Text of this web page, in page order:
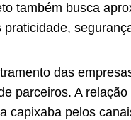
também busca
das
parceiros. A
capixaba pelos